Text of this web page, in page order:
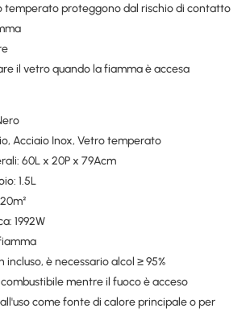
temperato proteggono dal rischio di contatto
il vetro quando la fiamma è accesa
Acciaio Inox, Vetro temperato
60L x 20P x 79Acm
1.5L
1992W
incluso, è necessario alcol ≥ 95%
combustibile mentre il fuoco è acceso
come fonte di calore principale o per